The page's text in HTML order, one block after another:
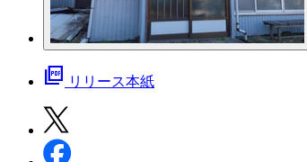
picture_as_pdf リリース本紙